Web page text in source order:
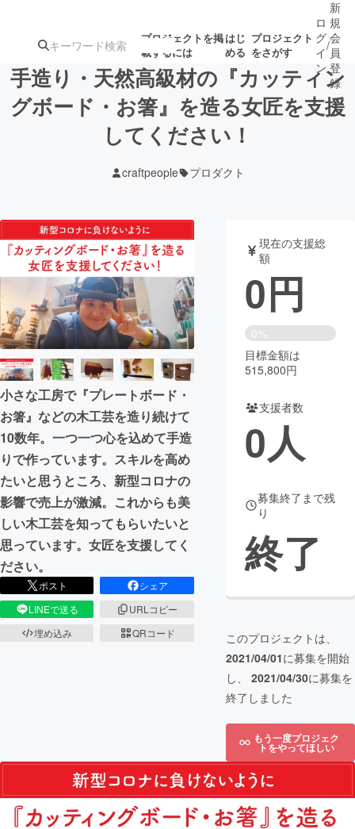
プロジェクトを掲
載するには
はじ
める
プロジェクト
をさがす
注目のリ
注目の新着プロ
ジェクト
募集終了が近いプ
テクノロジー・ガジェット
映像・映画 書籍・雑誌
ビジネス・起業 チャレンジ
まちづくり・地域活性化
CAMPFIRE for Social Good
CAMPFIRE Creation
CAMPFIREふるさと納税machi-ya コミュニティ
ロ
グ
イ
ン
/
新
規
会
員
登
録
手造り・天然高級材の『カッティン
グボード・お箸』を造る女匠を支援
してください！
craftpeople プロダクト
小さな工房で『プレートボード・
お箸』などの木工芸を造り続けて
10数年。一つ一つ心を込めて手造
りで作っています。スキルを高め
たいと思うところ、新型コロナの
影響で売上が激減。これからも美
しい木工芸を知ってもらいたいと
思っています。女匠を支援してく
ださい。
ポスト
シェア
LINEで送る
URLコピー
埋め込み
QRコード
現在の支援総
額
0円
0%
目標金額は
515,800円
支援者数
0人
募集終了まで残
り
終了
このプロジェクトは、
2021/04/01に募集を開始
し、 2021/04/30に募集を
終了しました
もう一度プロジェク
トをやってほしい